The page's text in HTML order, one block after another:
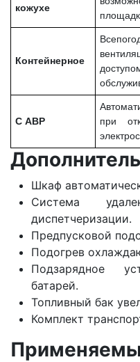
кожухе
Контейнерное
С АВР
при
Шкаф
Система
диспетчеризации.
Предпусковой
Подогрев
Подзарядное
батарей.
Топливный бак
Комплект